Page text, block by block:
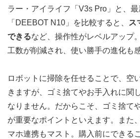
ラー・アイライフ「V3s Pro」と、
「DEEBOT N10」を比較すると、
ス
できるなど、操作性がレベルアップ
工数が削減され、使い勝手の進化も
ロボットに掃除を任せることで、空
きますが、ゴミ捨てやお手入れに関
なりません。だからこそ、ゴミ捨て
が重要なポイントといえます。また
マホ連携もマスト。購入前にできる